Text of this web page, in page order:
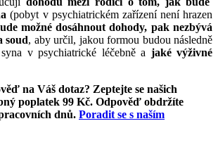
(pobyt v psychiatrickém zařízení není hrazen
možné dosáhnout dohody, pak nezbývá
soud, aby určil, jakou formou budou následně
v psychiatrické léčebně a jaké výživné
na Váš dotaz? Zeptejte se našich
poplatek 99 Kč. Odpověď obdržíte
dnů. Poradit se s naším